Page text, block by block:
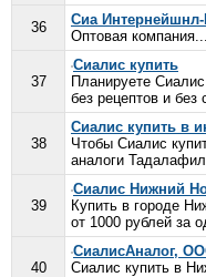
36
Сиа
Оптовая компания...
37
Сиалис купить
Планируете
без рецептов и без
38
Сиалис купить в
Чтобы Сиалис
аналоги
39
Сиалис Нижний
Купить в городе
от 1000 рублей за
40
СиалисАналог,
Сиалис купить в